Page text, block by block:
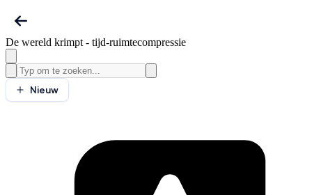
De wereld krimpt - tijd-ruimtecompressie
Nieuw